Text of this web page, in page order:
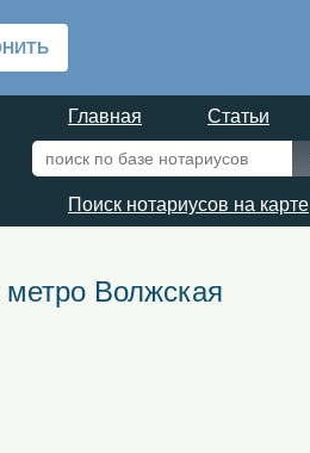
Главная Статьи
Поиск нотариусов на карте
Волжская